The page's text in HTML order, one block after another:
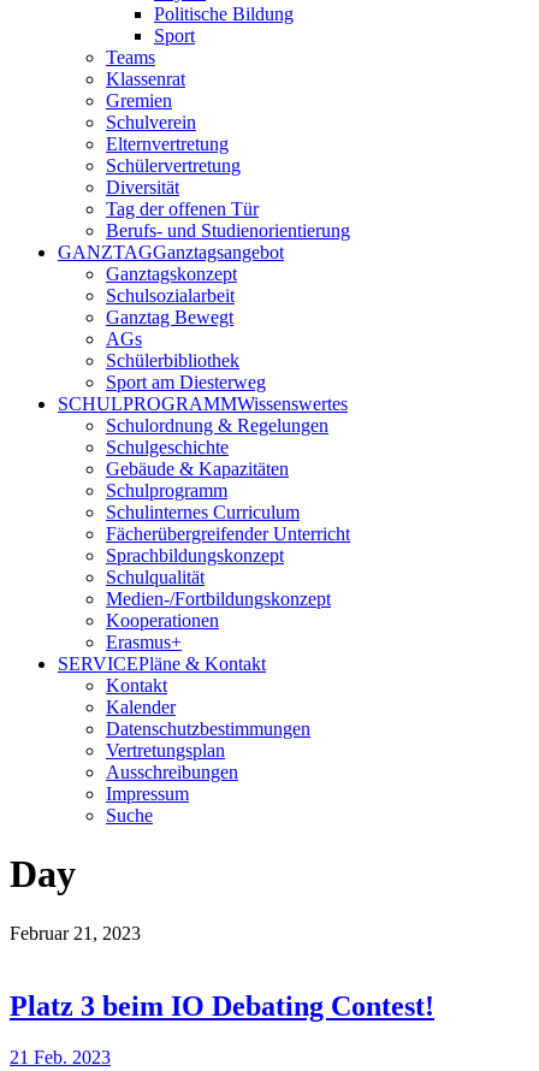
Politische Bildung
Sport
Teams
Klassenrat
Gremien
Schulverein
Elternvertretung
Schülervertretung
Diversität
Tag der offenen Tür
Berufs- und Studienorientierung
GANZTAGGanztagsangebot
Ganztagskonzept
Schulsozialarbeit
Ganztag Bewegt
AGs
Schülerbibliothek
Sport am Diesterweg
SCHULPROGRAMMWissenswertes
Schulordnung & Regelungen
Schulgeschichte
Gebäude & Kapazitäten
Schulprogramm
Schulinternes Curriculum
Fächerübergreifender Unterricht
Sprachbildungskonzept
Schulqualität
Medien-/Fortbildungskonzept
Kooperationen
Erasmus+
SERVICEPläne & Kontakt
Kontakt
Kalender
Datenschutzbestimmungen
Vertretungsplan
Ausschreibungen
Impressum
Suche
Day
Februar 21, 2023
Platz 3 beim IO Debating Contest!
21 Feb. 2023